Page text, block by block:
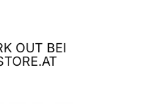
OUT BEI